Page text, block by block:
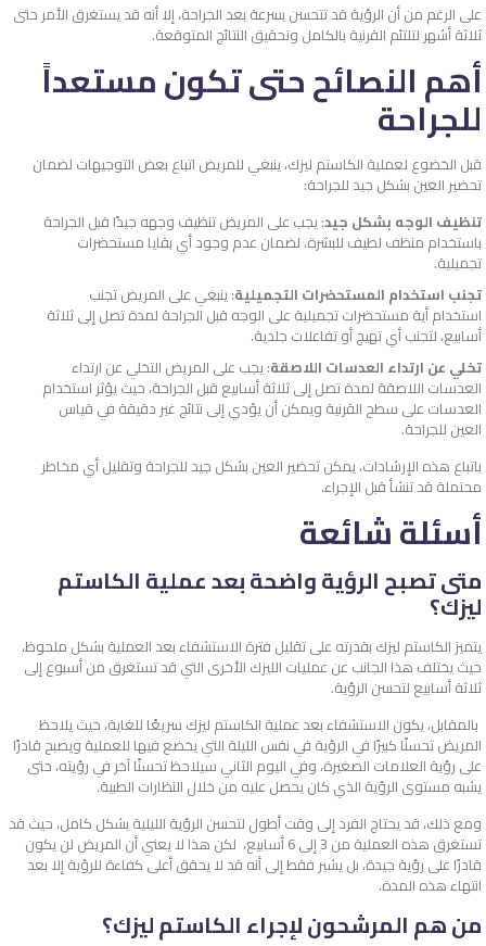
على الرغم من أن الرؤية قد تتحسن بسرعة بعد الجراحة، إلا أنه قد يستغرق الأمر حتى
ثلاثة أشهر لتلتئم القرنية بالكامل وتحقيق النتائج المتوقعة.
أهم النصائح حتى تكون مستعداً
للجراحة
قبل الخضوع لعملية الكاستم ليزك، ينبغي للمريض اتباع بعض التوجيهات لضمان
تحضير العين بشكل جيد للجراحة:
تنظيف الوجه بشكل جيد: يجب على المريض تنظيف وجهه جيدًا قبل الجراحة
باستخدام منظف لطيف للبشرة، لضمان عدم وجود أي بقايا مستحضرات
تجميلية.
تجنب استخدام المستحضرات التجميلية: ينبغي على المريض تجنب
استخدام أية مستحضرات تجميلية على الوجه قبل الجراحة لمدة تصل إلى ثلاثة
أسابيع، لتجنب أي تهيج أو تفاعلات جلدية.
تخلي عن ارتداء العدسات اللاصقة: يجب على المريض التخلي عن ارتداء
العدسات اللاصقة لمدة تصل إلى ثلاثة أسابيع قبل الجراحة، حيث يؤثر استخدام
العدسات على سطح القرنية ويمكن أن يؤدي إلى نتائج غير دقيقة في قياس
العين للجراحة.
باتباع هذه الإرشادات، يمكن تحضير العين بشكل جيد للجراحة وتقليل أي مخاطر
محتملة قد تنشأ قبل الإجراء.
أسئلة شائعة
متى تصبح الرؤية واضحة بعد عملية الكاستم
ليزك؟
يتميز الكاستم ليزك بقدرته على تقليل فترة الاستشفاء بعد العملية بشكل ملحوظ،
حيث يختلف هذا الجانب عن عمليات الليزك الأخرى التي قد تستغرق من أسبوع إلى
ثلاثة أسابيع لتحسن الرؤية.
بالمقابل، يكون الاستشفاء بعد عملية الكاستم ليزك سريعًا للغاية، حيث يلاحظ
المريض تحسنًا كبيرًا في الرؤية في نفس الليلة التي يخضع فيها للعملية ويصبح قادرًا
على رؤية العلامات الصغيرة، وفي اليوم الثاني سيلاحظ تحسنًا آخر في رؤيته، حتى
يشبه مستوى الرؤية الذي كان يحصل عليه من خلال النظارات الطبية.
ومع ذلك، قد يحتاج الفرد إلى وقت أطول لتحسن الرؤية الليلية بشكل كامل، حيث قد
تستغرق هذه العملية من 3 إلى 6 أسابيع، لكن هذا لا يعني أن المريض لن يكون
قادرًا على رؤية جيدة، بل يشير فقط إلى أنه قد لا يحقق أعلى كفاءة للرؤية إلا بعد
انتهاء هذه المدة.
من هم المرشحون لإجراء الكاستم ليزك؟